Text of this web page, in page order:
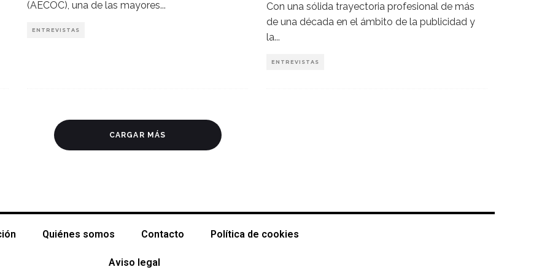
(AECOC), una de las mayores...
ENTREVISTAS
Con una sólida trayectoria profesional de más
de una década en el ámbito de la publicidad y
la...
ENTREVISTAS
CARGAR MÁS
Quiénes somos Contacto Política de cookies
Aviso legal